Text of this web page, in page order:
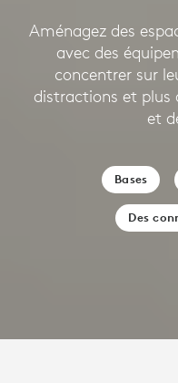
Aménagez des
avec des
concentrer sur
distractions et plus
et
Bases
Des